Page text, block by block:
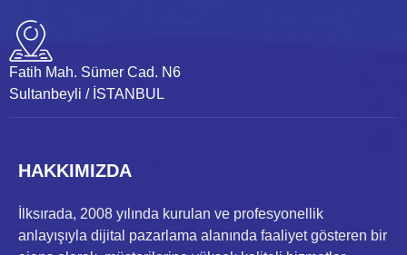
Fatih Mah. Sümer Cad. N6
Sultanbeyli / İSTANBUL
HAKKIMIZDA
İlksırada, 2008 yılında kurulan ve profesyonellik
anlayışıyla dijital pazarlama alanında faaliyet gösteren bir